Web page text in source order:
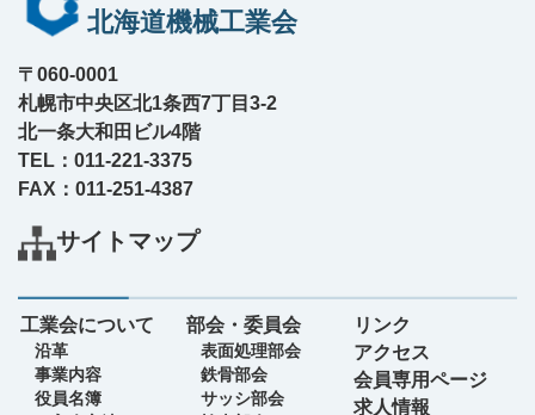
北海道機械工業会
〒060-0001
札幌市中央区北1条西7丁目3-2
北一条大和田ビル4階
TEL：011-221-3375
FAX：011-251-4387
サイトマップ
工業会について
沿革
事業内容
役員名簿
部会・委員会
表面処理部会
鉄骨部会
サッシ部会
リンク
アクセス
会員専用ページ
求人情報